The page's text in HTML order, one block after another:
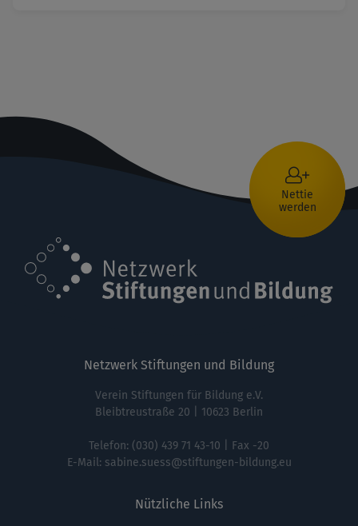
Nettie
werden
Netzwerk Stiftungen und Bildung
Verein Stiftungen für Bildung e.V.
Bleibtreustraße 20 | 10623 Berlin
Telefon: (030) 439 71 43-10 | Fax -20
E-Mail: sabine.suess@stiftungen-bildung.eu
Nützliche Links